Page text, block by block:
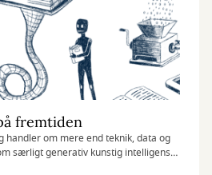
fremtiden
handler om mere end teknik, data og
særligt generativ kunstig intelligens
og samfund på et dybere